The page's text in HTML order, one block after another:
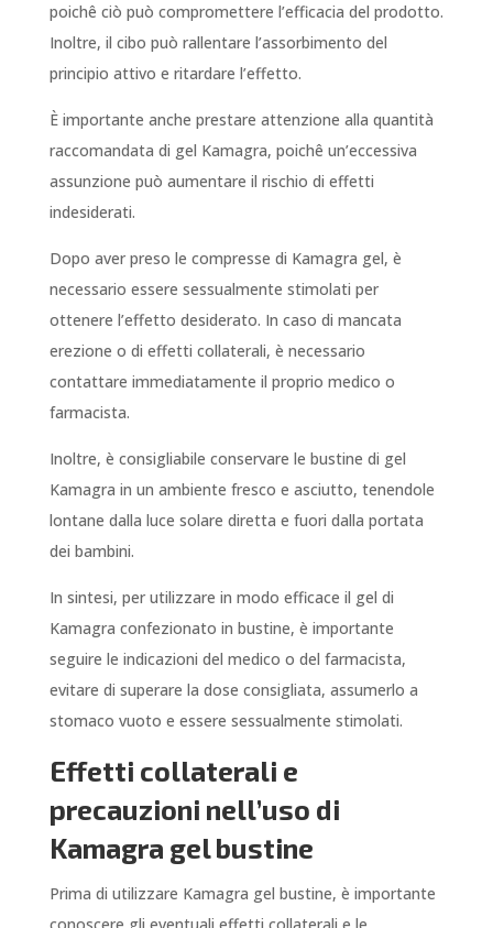
poichê ciò può compromettere l’efficacia del prodotto.
Inoltre, il cibo può rallentare l’assorbimento del
principio attivo e ritardare l’effetto.
È importante anche prestare attenzione alla quantità
raccomandata di gel Kamagra, poichê un’eccessiva
assunzione può aumentare il rischio di effetti
indesiderati.
Dopo aver preso le compresse di Kamagra gel, è
necessario essere sessualmente stimolati per
ottenere l’effetto desiderato. In caso di mancata
erezione o di effetti collaterali, è necessario
contattare immediatamente il proprio medico o
farmacista.
Inoltre, è consigliabile conservare le bustine di gel
Kamagra in un ambiente fresco e asciutto, tenendole
lontane dalla luce solare diretta e fuori dalla portata
dei bambini.
In sintesi, per utilizzare in modo efficace il gel di
Kamagra confezionato in bustine, è importante
seguire le indicazioni del medico o del farmacista,
evitare di superare la dose consigliata, assumerlo a
stomaco vuoto e essere sessualmente stimolati.
Effetti collaterali e
precauzioni nell’uso di
Kamagra gel bustine
Prima di utilizzare Kamagra gel bustine, è importante